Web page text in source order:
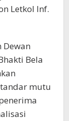
Letkol Inf.
Bela
mutu